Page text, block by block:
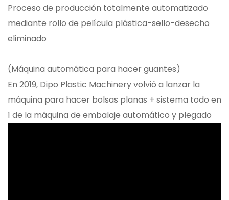
Proceso de producción totalmente automatizado
mediante rollo de película plástica-sello-desecho
eliminado
(Máquina automática para hacer guantes)
En 2019, Dipo Plastic Machinery volvió a lanzar la
máquina para hacer bolsas planas + sistema todo en
1 de la máquina de embalaje automático y plegado